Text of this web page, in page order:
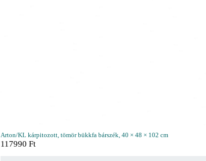
Arton/KL kárpitozott, tömör bükkfa bárszék, 40 × 48 × 102 cm
117990 Ft